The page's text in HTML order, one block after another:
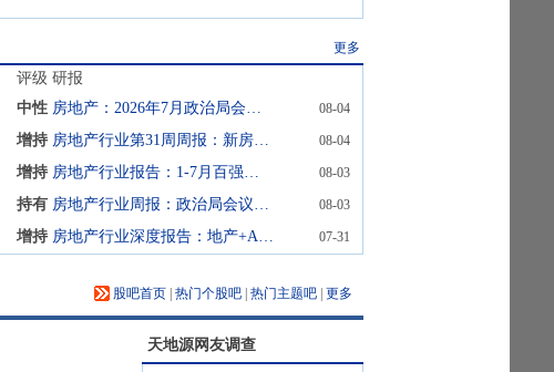
更多
评级 研报
中性 房地产：2026年7月政治局会议点评-加大逆周期调节力度，稳定房地产市场 08-04
增持 房地产行业第31周周报：新房成交同比降幅收窄，二手房成交同比涨幅收窄政治局会议强调“稳定房地产市场”新房成交面积环比涨幅扩大、同比降幅收窄，二手房成交面积环比由正转负、 08-04
增持 房地产行业报告：1-7月百强房企销售拿地降幅均收窄 08-03
持有 房地产行业周报：政治局会议强调稳定房地产市场，新房二手房单周成交均增长 08-03
增持 房地产行业深度报告：地产+AI工具系列报告之七：从AI投委会到可用的投研平台——AlphaChain产品化 07-31
股吧首页 热门个股吧 热门主题吧 更多
天地源网友调查